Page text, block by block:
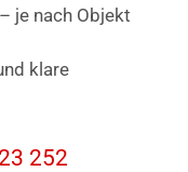
je nach Objekt
klare
252